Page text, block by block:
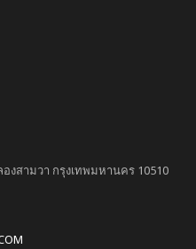
งสามวา กรุงเทพมหานคร 10510